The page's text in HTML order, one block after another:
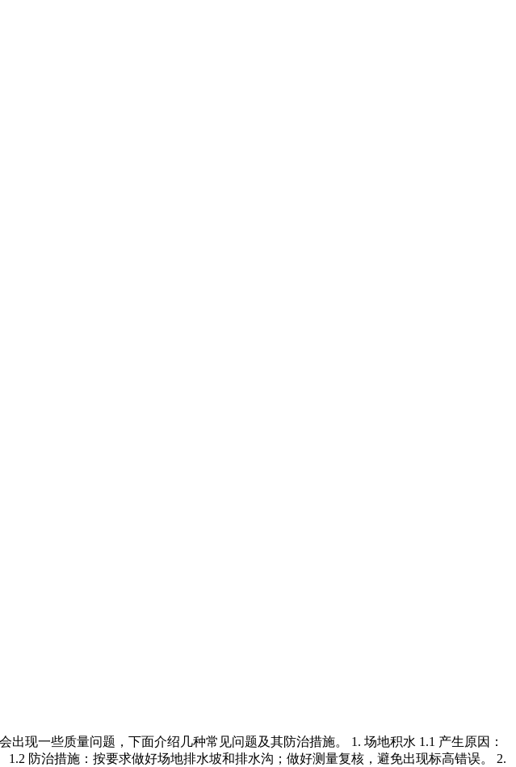
现一些质量问题，下面介绍几种常见问题及其防治措施。 1. 场地积水 1.1 产生原因：
防治措施：按要求做好场地排水坡和排水沟；做好测量复核，避免出现标高错误。 2.